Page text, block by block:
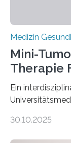
Medizin
Mini-
Therapie
Ein
behandelt
30.10.2025